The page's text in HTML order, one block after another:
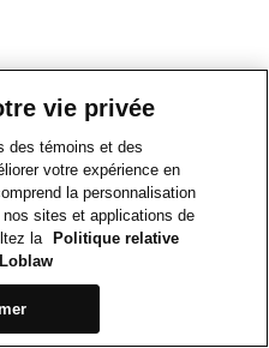
vie privée
des témoins et des
votre expérience en
la personnalisation
sites et applications de
la
Politique relative